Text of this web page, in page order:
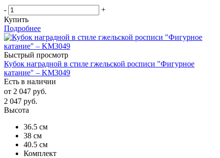
-
+
Купить
Подробнее
Быстрый просмотр
Кубок наградной в стиле гжельской росписи "Фигурное
катание" – KM3049
Есть в наличии
от 2 047 руб.
2 047 руб.
Высота
36.5 см
38 см
40.5 см
Комплект